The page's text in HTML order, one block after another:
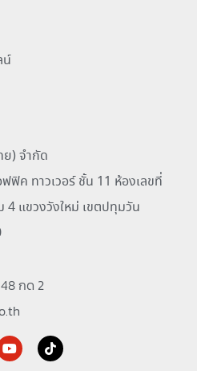
น์
ย) จำกัด
ฟิค ทาวเวอร์ ชั้น 11 ห้องเลขที่
4 แขวงวังใหม่ เขตปทุมวัน
กด 2